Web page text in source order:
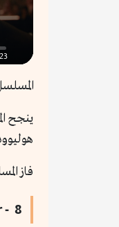
ينجح
فاز المسلسل ب13 جائزة إيمي، كما أنه
8 - The bear